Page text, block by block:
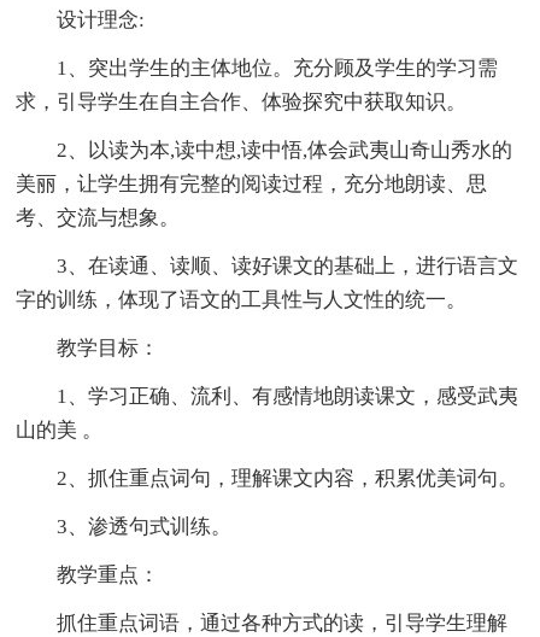
设计理念:
1、突出学生的主体地位。充分顾及学生的学习需
求，引导学生在自主合作、体验探究中获取知识。
2、以读为本,读中想,读中悟,体会武夷山奇山秀水的
美丽，让学生拥有完整的阅读过程，充分地朗读、思
考、交流与想象。
3、在读通、读顺、读好课文的基础上，进行语言文
字的训练，体现了语文的工具性与人文性的统一。
教学目标：
1、学习正确、流利、有感情地朗读课文，感受武夷
山的美 。
2、抓住重点词句，理解课文内容，积累优美词句。
3、渗透句式训练。
教学重点：
抓住重点词语，通过各种方式的读，引导学生理解